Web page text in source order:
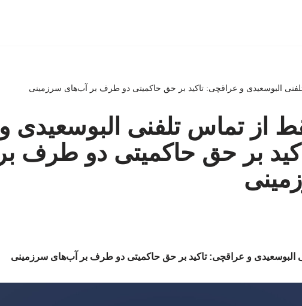
البوسعیدی و عراقچی: تاکید بر حق حاکمیتی دو طرف بر آب‌های سرزمینی
از تماس تلفنی البوسعیدی و
بر حق حاکمیتی دو طرف بر
البوسعیدی و عراقچی: تاکید بر حق حاکمیتی دو طرف بر آب‌های سرزمینی